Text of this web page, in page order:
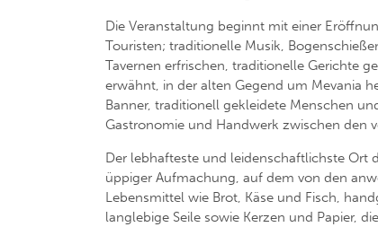
Die Veranstaltung beginnt mit einer
Touristen; traditionelle Musik,
Tavernen erfrischen, traditionelle Gerichte
erwähnt, in der alten Gegend um Mevania
Banner, traditionell gekleidete Menschen
Gastronomie und Handwerk zwischen den
Der lebhafteste und leidenschaftlichste Ort
üppiger Aufmachung, auf dem von den
Lebensmittel wie Brot, Käse und Fisch,
langlebige Seile sowie Kerzen und Papier,